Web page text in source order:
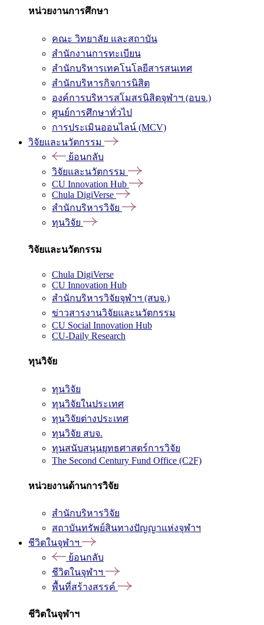
หน่วยงานการศึกษา
คณะ วิทยาลัย และสถาบัน
สำนักงานการทะเบียน
สำนักบริหารเทคโนโลยีสารสนเทศ
สำนักบริหารกิจการนิสิต
องค์การบริหารสโมสรนิสิตจุฬาฯ (อบจ.)
ศูนย์การศึกษาทั่วไป
การประเมินออนไลน์ (MCV)
วิจัยและนวัตกรรม
ย้อนกลับ
วิจัยและนวัตกรรม
CU Innovation Hub
Chula DigiVerse
สำนักบริหารวิจัย
ทุนวิจัย
วิจัยและนวัตกรรม
Chula DigiVerse
CU Innovation Hub
สำนักบริหารวิจัยจุฬาฯ (สบจ.)
ข่าวสารงานวิจัยและนวัตกรรม
CU Social Innovation Hub
CU-Daily Research
ทุนวิจัย
ทุนวิจัย
ทุนวิจัยในประเทศ
ทุนวิจัยต่างประเทศ
ทุนวิจัย สบจ.
ทุนสนับสนุนยุทธศาสตร์การวิจัย
The Second Century Fund Office (C2F)
หน่วยงานด้านการวิจัย
สำนักบริหารวิจัย
สถาบันทรัพย์สินทางปัญญาแห่งจุฬาฯ
ชีวิตในจุฬาฯ
ย้อนกลับ
ชีวิตในจุฬาฯ
พื้นที่สร้างสรรค์
ชีวิตในจุฬาฯ